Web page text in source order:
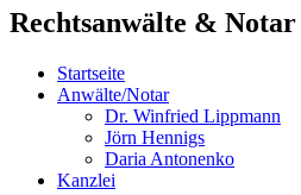
Rechtsanwälte & Notar
Startseite
Anwälte/Notar
Dr. Winfried Lippmann
Jörn Hennigs
Daria Antonenko
Kanzlei